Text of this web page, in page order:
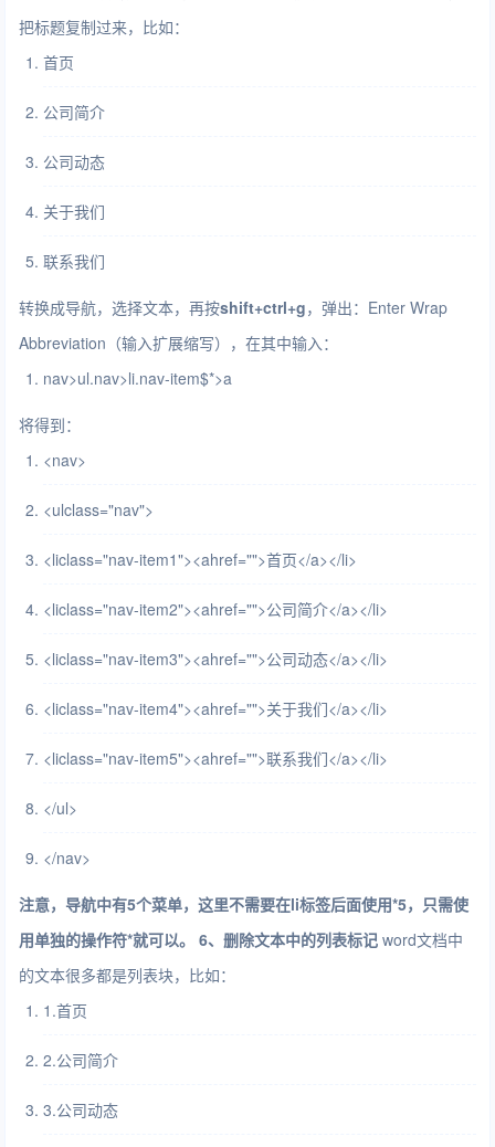
把标题复制过来，比如：
首页
公司简介
公司动态
关于我们
联系我们
转换成导航，选择文本，再按shift+ctrl+g，弹出：Enter Wrap
Abbreviation（输入扩展缩写），在其中输入：
nav>ul.nav>li.nav-item$*>a
将得到：
<nav>
<ulclass="nav">
<liclass="nav-item1"><ahref="">首页</a></li>
<liclass="nav-item2"><ahref="">公司简介</a></li>
<liclass="nav-item3"><ahref="">公司动态</a></li>
<liclass="nav-item4"><ahref="">关于我们</a></li>
<liclass="nav-item5"><ahref="">联系我们</a></li>
</ul>
</nav>
注意，导航中有5个菜单，这里不需要在li标签后面使用*5，只需使
用单独的操作符*就可以。
6、删除文本中的列表标记 word文档中
的文本很多都是列表块，比如：
1.首页
2.公司简介
3.公司动态